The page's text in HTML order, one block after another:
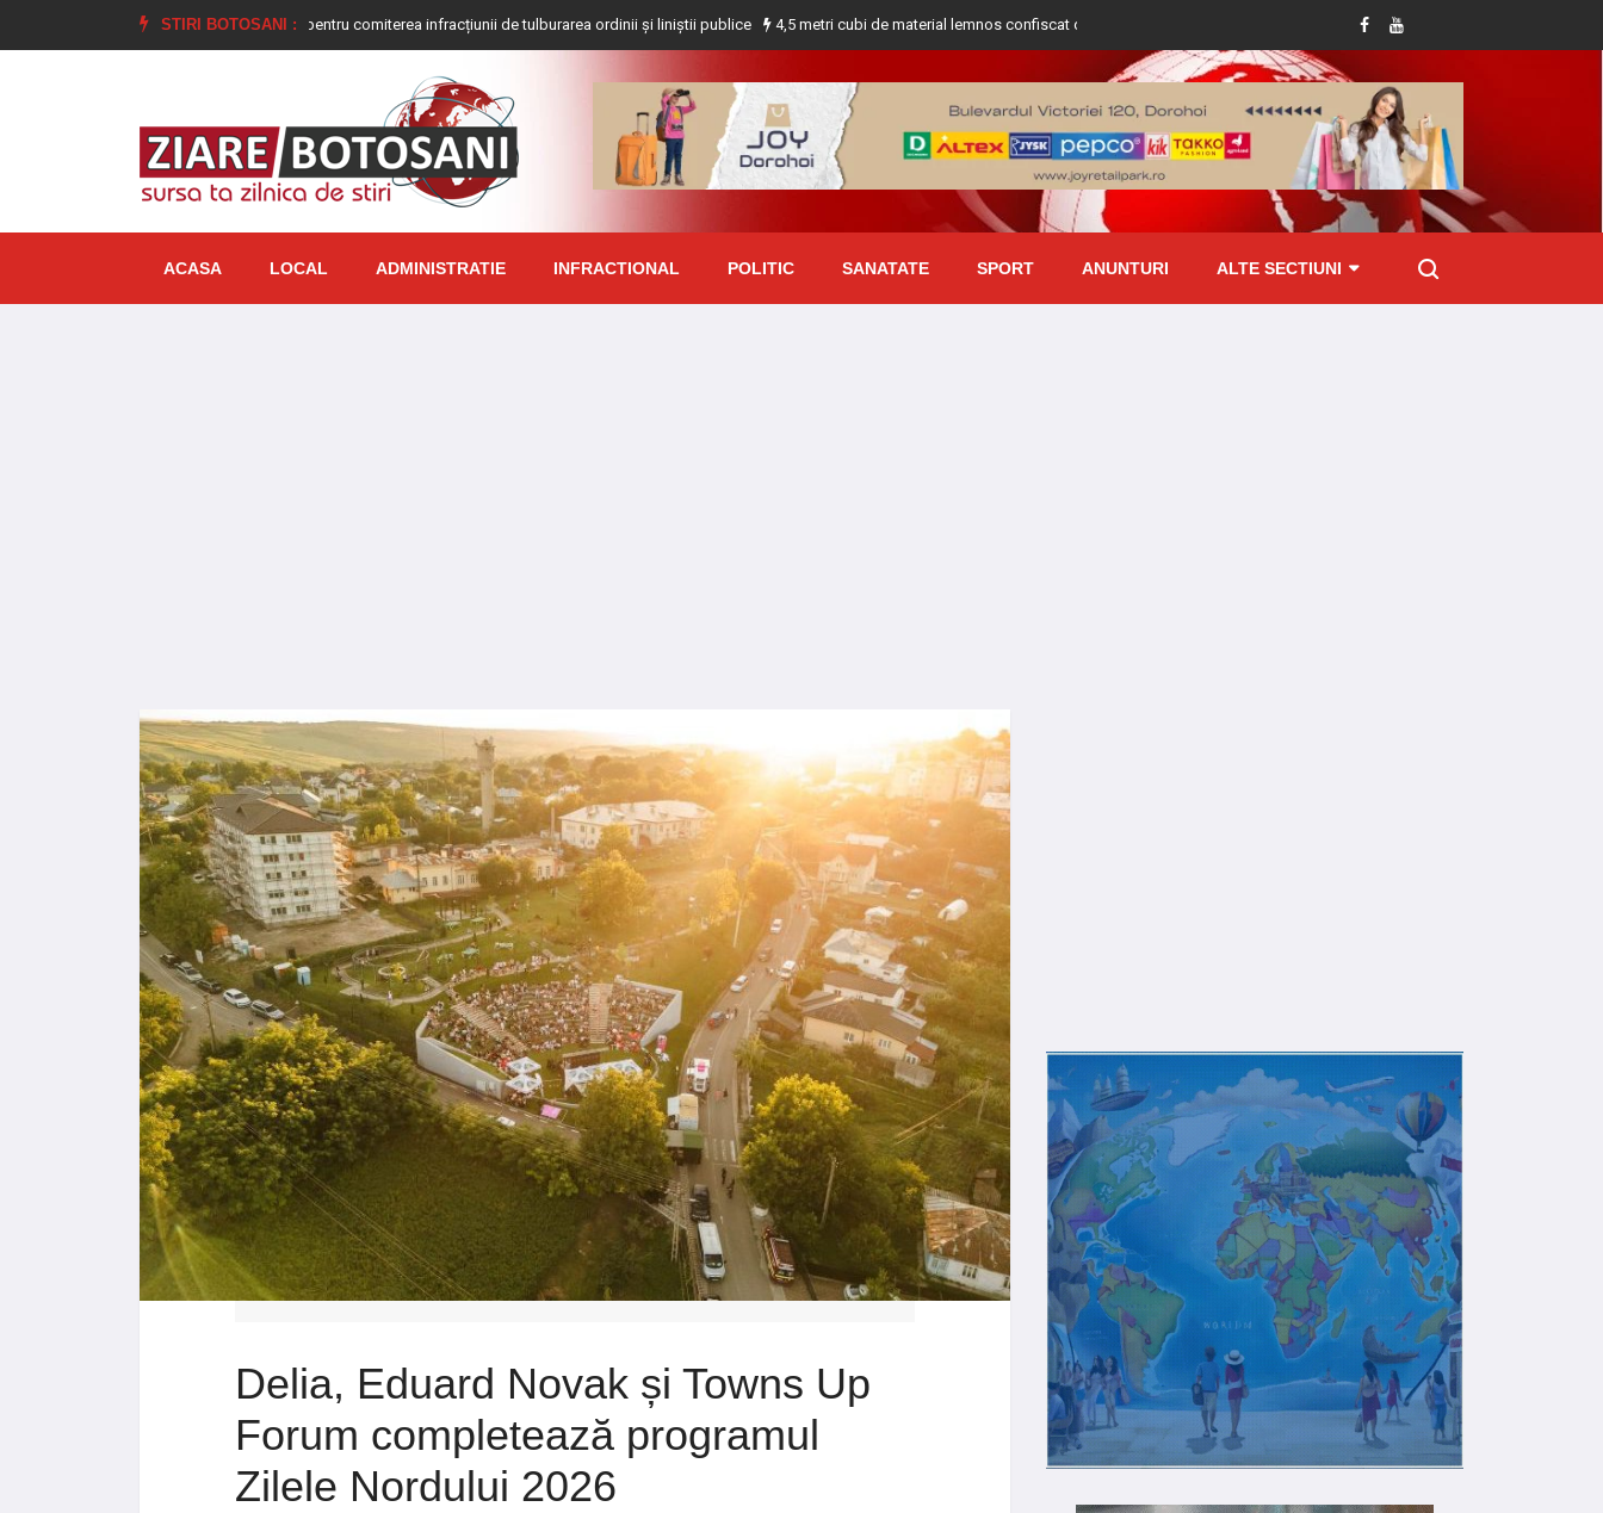
STIRI BOTOSANI :
Tânăr condamnat la închisoare pentru comiterea infracțiunii de tulburarea ordinii și liniștii publice 4,5 metri cubi de material lemnos confiscat de polițiști la Pomârla Botoșănean prins cu țigări de contrabandă ascunse în mașină
ACASA LOCAL ADMINISTRATIE INFRACTIONAL POLITIC SANATATE SPORT ANUNTURI ALTE SECTIUNI
Delia, Eduard Novak și Towns Up
Forum completează programul
Zilele Nordului 2026